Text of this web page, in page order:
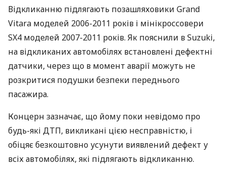
Відкликанню підлягають позашляховики Grand
Vitara моделей 2006-2011 років і мінікроссовери
SX4 моделей 2007-2011 років. Як пояснили в Suzuki,
на відкликаних автомобілях встановлені дефектні
датчики, через що в момент аварії можуть не
розкритися подушки безпеки переднього
пасажира.
Концерн зазначає, що йому поки невідомо про
будь-які ДТП, викликані цією несправністю, і
обіцяє безкоштовно усунути виявлений дефект у
всіх автомобілях, які підлягають відкликанню.